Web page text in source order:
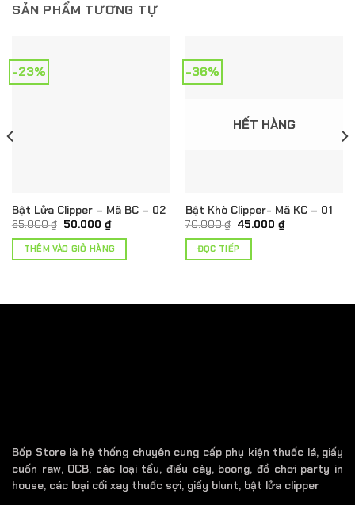
SẢN PHẨM TƯƠNG TỰ
-23%
Bật Lửa Clipper – Mã BC – 02
65.000₫ Giá
là:
65.000 ₫.
50.000 ₫Giá
hiện
tại
là:
THÊM VÀO GIỎ HÀNG
-36%
HẾT HÀNG
Bật Khò Clipper- Mã KC – 01
70.000₫ Giá
là:
70.000 ₫.
45.000 ₫Giá
hiện
ĐỌC TIẾP
Bốp Store là hệ thống chuyên cung cấp phụ kiện thuốc lá, giấy
cuốn raw, OCB, các loại tẩu, điếu cày, boong, đồ chơi party in
house, các loại cối xay thuốc sợi, giấy blunt, bật lửa clipper